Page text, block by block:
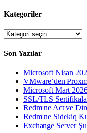
Kategoriler
Kategoriler
Son Yazılar
Microsoft Nisan
VMware’den
Microsoft Mart
SSL/TLS
Redmine Active
Redmine Sidekiq
Exchange Server